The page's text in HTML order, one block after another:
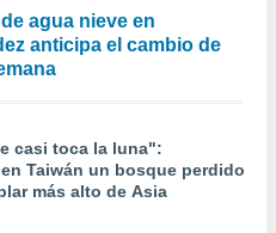
agua nieve en
anticipa el cambio de
casi toca la luna":
Taiwán un bosque perdido
más alto de Asia